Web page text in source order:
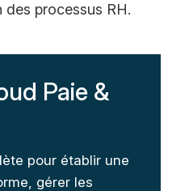
processus RH.
Paie &
pour établir une
gérer les